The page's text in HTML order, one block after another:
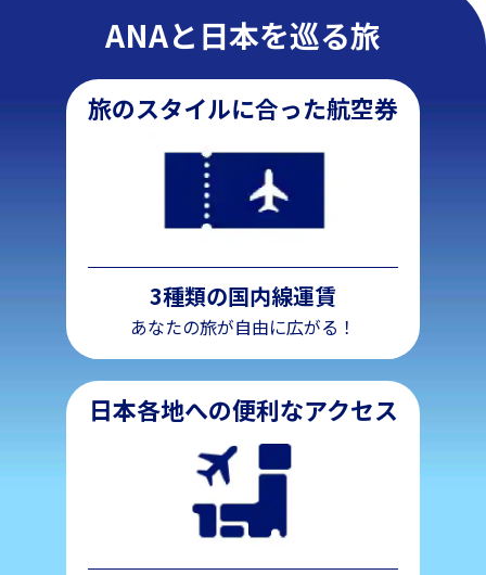
ANAと日本を巡る旅
旅のスタイルに合った航空券
3種類の国内線運賃
あなたの旅が自由に広がる！
日本各地への便利なアクセス